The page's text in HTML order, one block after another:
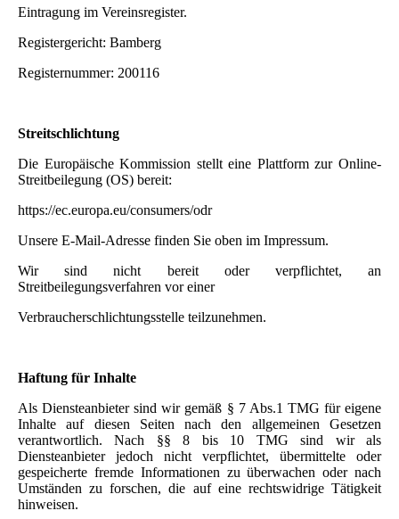
Eintragung im Vereinsregister.
Registergericht: Bamberg
Registernummer: 200116
Streitschlichtung
Die Europäische Kommission stellt eine Plattform zur Online-
Streitbeilegung (OS) bereit:
https://ec.europa.eu/consumers/odr
Unsere E-Mail-Adresse finden Sie oben im Impressum.
Wir sind nicht bereit oder verpflichtet, an
Streitbeilegungsverfahren vor einer
Verbraucherschlichtungsstelle teilzunehmen.
Haftung für Inhalte
Als Diensteanbieter sind wir gemäß § 7 Abs.1 TMG für eigene
Inhalte auf diesen Seiten nach den allgemeinen Gesetzen
verantwortlich. Nach §§ 8 bis 10 TMG sind wir als
Diensteanbieter jedoch nicht verpflichtet, übermittelte oder
gespeicherte fremde Informationen zu überwachen oder nach
Umständen zu forschen, die auf eine rechtswidrige Tätigkeit
hinweisen.